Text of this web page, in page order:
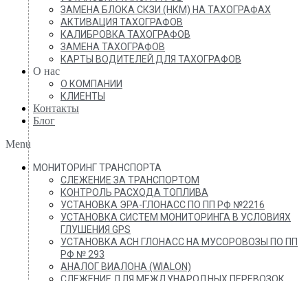
ЗАМЕНА БЛОКА СКЗИ (НКМ) НА ТАХОГРАФАХ
АКТИВАЦИЯ ТАХОГРАФОВ
КАЛИБРОВКА ТАХОГРАФОВ
ЗАМЕНА ТАХОГРАФОВ
КАРТЫ ВОДИТЕЛЕЙ ДЛЯ ТАХОГРАФОВ
О нас
О КОМПАНИИ
КЛИЕНТЫ
Контакты
Блог
Menu
МОНИТОРИНГ ТРАНСПОРТА
СЛЕЖЕНИЕ ЗА ТРАНСПОРТОМ
КОНТРОЛЬ РАСХОДА ТОПЛИВА
УСТАНОВКА ЭРА-ГЛОНАСС ПО ПП РФ №2216
УСТАНОВКА СИСТЕМ МОНИТОРИНГА В УСЛОВИЯХ
ГЛУШЕНИЯ GPS
УСТАНОВКА АСН ГЛОНАСС НА МУСОРОВОЗЫ ПО ПП
РФ № 293
АНАЛОГ ВИАЛОНА (WIALON)
СЛЕЖЕНИЕ ДЛЯ МЕЖДУНАРОДНЫХ ПЕРЕВОЗОК